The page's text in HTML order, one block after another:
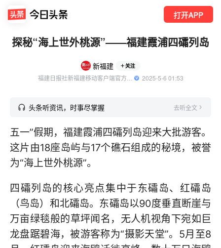
打开APP
探秘“海上世外桃源”——福建霞浦四礵列岛
新福建 关注
  2025-5-6 01:53
头条听资讯，时事尽掌握 去听全文
五一”假期，福建霞浦四礵列岛迎来大批游客。
这片由18座岛屿与17个礁石组成的秘境，被誉
为“海上世外桃源”。
四礵列岛的核心亮点集中于东礵岛、红礵岛
（鸟岛）和北礵岛。东礵岛以90度垂直断崖与
万亩绿毯般的草坪闻名，无人机视角下宛如巨
龙盘踞碧海，被游客称为“摄影天堂”。5月至8